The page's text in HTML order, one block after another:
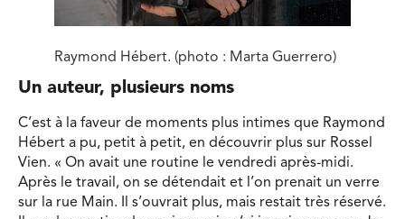
Raymond Hébert. (photo : Marta Guerrero)
Un auteur, plusieurs noms
C’est à la faveur de moments plus intimes que Raymond
Hébert a pu, petit à petit, en découvrir plus sur Rossel
Vien. « On avait une routine le vendredi après-midi.
Après le travail, on se détendait et l’on prenait un verre
sur la rue Main. Il s’ouvrait plus, mais restait très réservé.